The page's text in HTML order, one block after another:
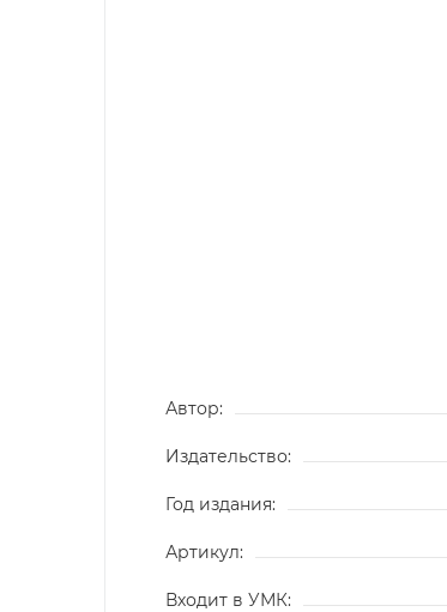
Автор:
Издательство:
Год издания:
Артикул:
Входит в УМК: